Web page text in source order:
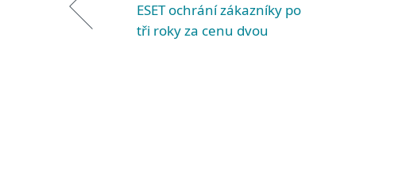
ESET ochrání zákazníky po
tři roky za cenu dvou